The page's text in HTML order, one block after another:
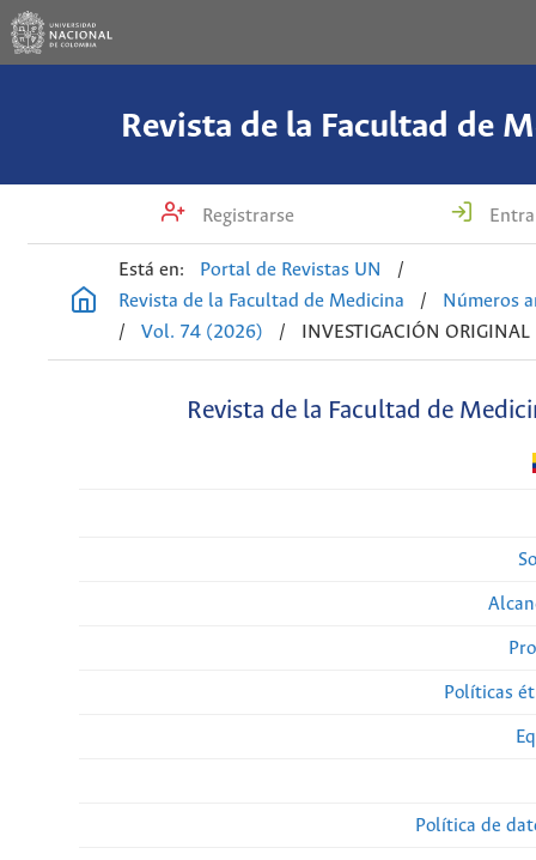
Revista de la Facultad de
Registrarse
Está en: Portal de Revistas UN
/
Revista de la Facultad de Medicina
/
Números
/
Vol. 74 (2026) / INVESTIGACIÓN ORIGINAL
Revista de la Facultad de
Políticas
Política de